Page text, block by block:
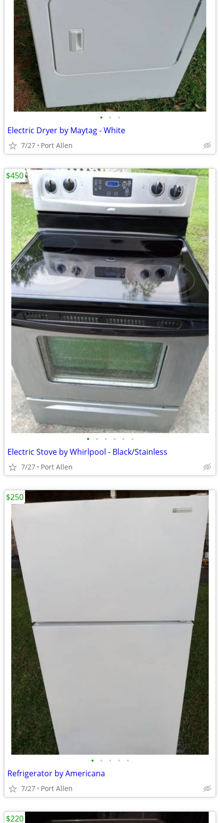
• • •
Electric Dryer by Maytag - White
7/27 Port Allen
• • • • • •
Electric Stove by Whirlpool - Black/Stainless
7/27 Port Allen
$450
• • • • •
Refrigerator by Americana
7/27 Port Allen
$250
$220